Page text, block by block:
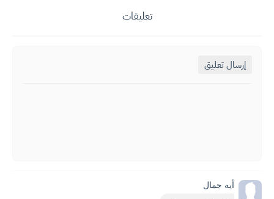
تعليقات
إرسال تعليق
أيه جمال